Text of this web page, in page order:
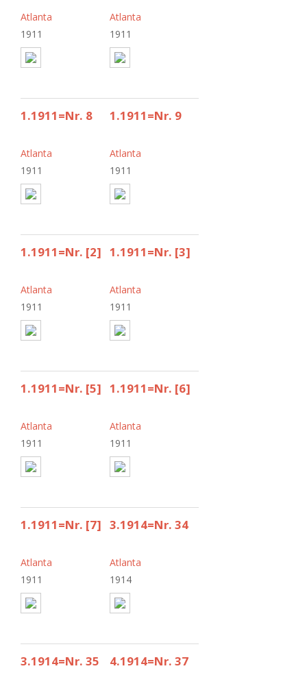
Atlanta
1911
Atlanta
1911
1.1911=Nr. 8
Atlanta
1911
1.1911=Nr. 9
Atlanta
1911
1.1911=Nr. [2]
Atlanta
1911
1.1911=Nr. [3]
Atlanta
1911
1.1911=Nr. [5]
Atlanta
1911
1.1911=Nr. [6]
Atlanta
1911
1.1911=Nr. [7]
Atlanta
1911
3.1914=Nr. 34
Atlanta
1914
3.1914=Nr. 35 4.1914=Nr. 37